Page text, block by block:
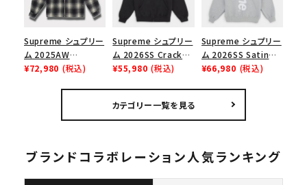
ーカー アッシュグレ
ー
Supreme シュプリー
ム 2025AW
Studded Shadow
ツ ブラック
¥72,980 (税込)
Supreme シュプリー
ム 2026SS Cracked
Raglan Zip Up
ラグラン ジップアップ
フーデッドスウェット
¥55,980 (税込)
Supreme シュプリー
ム 2026SS Satin
Applique Hooded
スウェットパーカー ヘ
ザーグレー
¥66,980 (税込)
カテゴリー一覧を見る
ブランドコラボレーション人気ランキング